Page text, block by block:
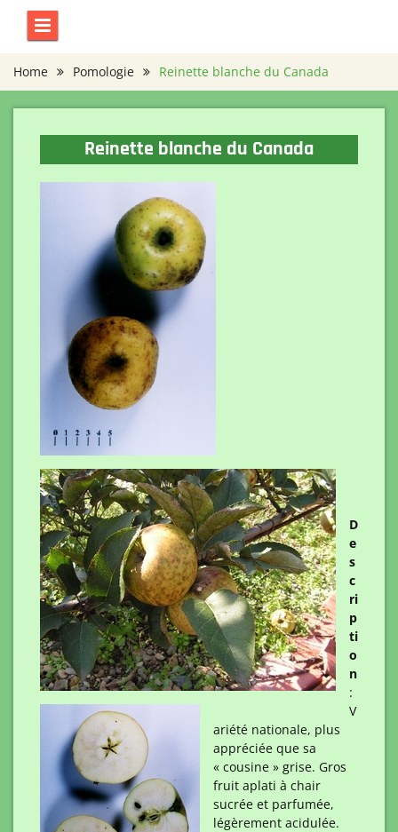
content
Home
Pomologie Reinette blanche du Canada
Reinette blanche du Canada
D
e
s
c
ri
p
ti
o
n
:
V
ariété nationale, plus
appréciée que sa
« cousine » grise. Gros
fruit aplati à chair
sucrée et parfumée,
légèrement acidulée.